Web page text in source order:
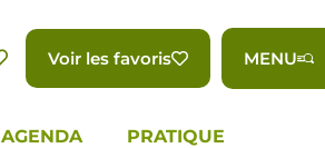
Voir les favoris MENU
AGENDA PRATIQUE